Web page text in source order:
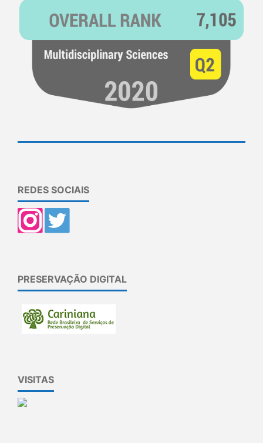
REDES SOCIAIS
PRESERVAÇÃO DIGITAL
VISITAS